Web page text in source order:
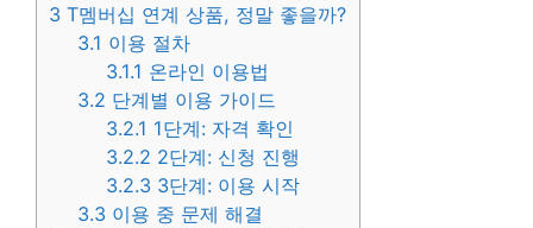
3 T멤버십 연계 상품, 정말 좋을까?
3.1 이용 절차
3.1.1 온라인 이용법
3.2 단계별 이용 가이드
3.2.1 1단계: 자격 확인
3.2.2 2단계: 신청 진행
3.2.3 3단계: 이용 시작
3.3 이용 중 문제 해결